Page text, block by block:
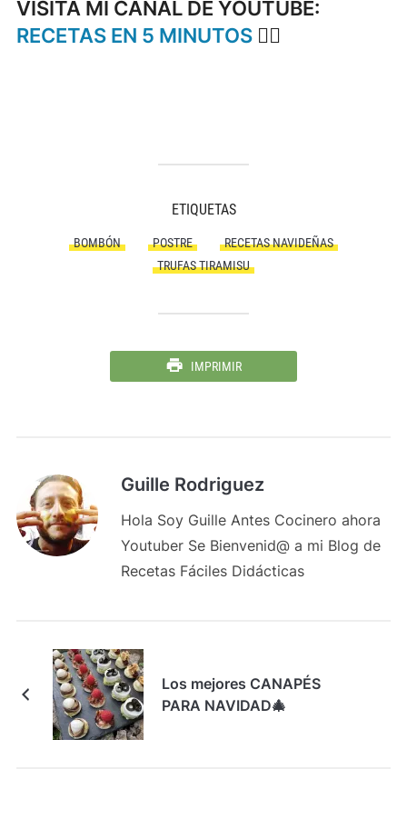
VISITA MI CANAL DE YOUTUBE:
RECETAS EN 5 MINUTOS👈🏻
ETIQUETAS
BOMBÓN POSTRE
RECETAS NAVIDEÑAS
TRUFAS TIRAMISU
IMPRIMIR
Guille Rodriguez
Hola Soy Guille Antes Cocinero ahora
Youtuber Se Bienvenid@ a mi Blog de
Recetas Fáciles Didácticas
Los mejores CANAPÉS
PARA NAVIDAD🎄